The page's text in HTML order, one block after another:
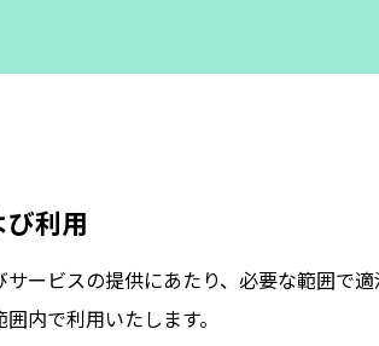
利用
ービスの提供にあたり、必要な範囲で
内で利用いたします。